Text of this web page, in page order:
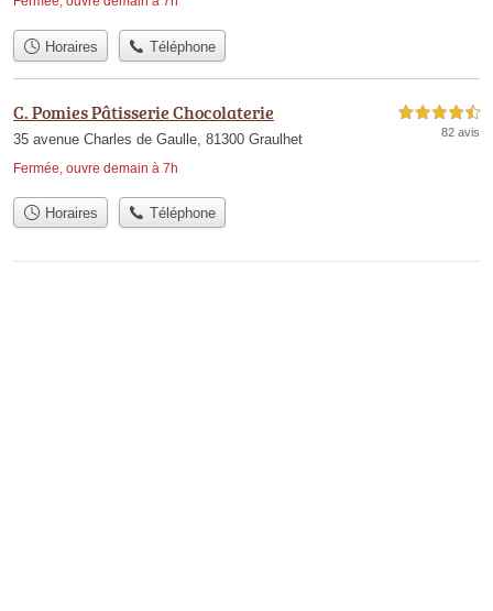
Horaires Téléphone
C. Pomies Pâtisserie Chocolaterie
35 avenue Charles de Gaulle, 81300 Graulhet
Fermée, ouvre demain à 7h
4,5 étoiles sur 5
82 avis
Horaires Téléphone